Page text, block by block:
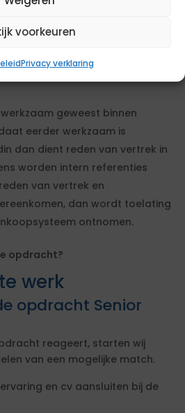
voorkeuren
Privacy verklaring
vaardigheden
geweest binnen
eerder werkzaam is
dan dient reden van vertrek in
worden intern referenties
van vertrek en
dan wordt toelating
ontnomen.
opdracht?
werk
opdracht Senior
reageert, starten wij
van een mogelijke match.
en cv aansluiten bij de